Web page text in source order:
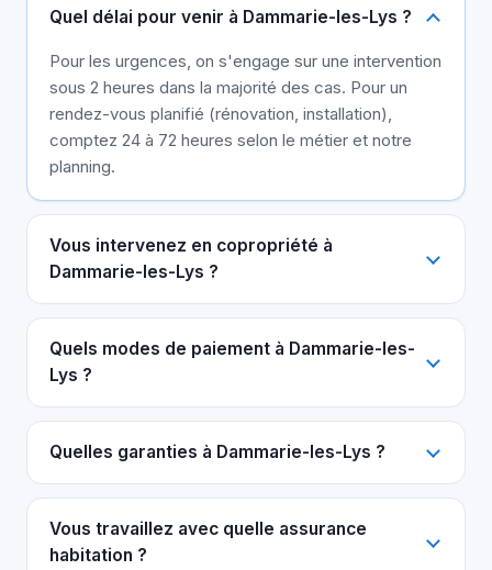
Quel délai pour venir à Dammarie-les-Lys ?
Pour les urgences, on s'engage sur une intervention
sous 2 heures dans la majorité des cas. Pour un
rendez-vous planifié (rénovation, installation),
comptez 24 à 72 heures selon le métier et notre
planning.
Vous intervenez en copropriété à
Dammarie-les-Lys ?
Quels modes de paiement à Dammarie-les-
Lys ?
Quelles garanties à Dammarie-les-Lys ?
Vous travaillez avec quelle assurance
habitation ?